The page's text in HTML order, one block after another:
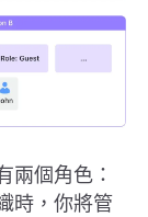
兩個角色：
時，你將管